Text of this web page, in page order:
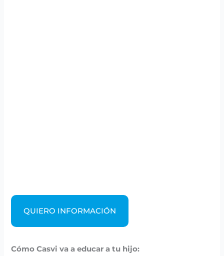
QUIERO INFORMACIÓN
Cómo Casvi va a educar a tu hijo: